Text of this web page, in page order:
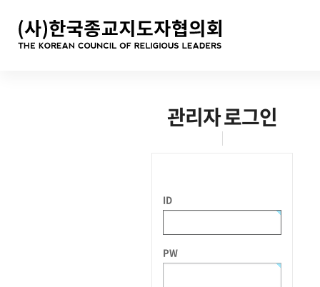
관리자 로그인
ID
PW